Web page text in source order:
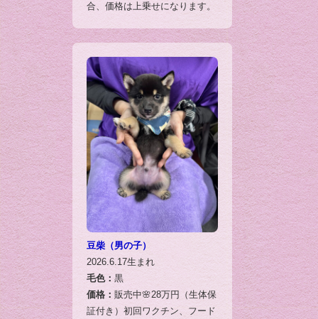
合、価格は上乗せになります。
豆柴（男の子）
2026.6.17生まれ
毛色： 黒
価格： 販売中🌸28万円（生体保
証付き）初回ワクチン、フード